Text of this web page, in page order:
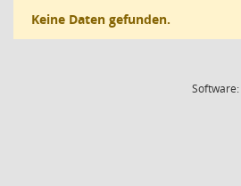
Keine Daten gefunden.
Software: